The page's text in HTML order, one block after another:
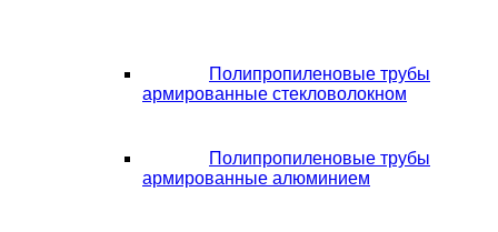
Полипропиленовые трубы
армированные стекловолокном
Полипропиленовые трубы
армированные алюминием